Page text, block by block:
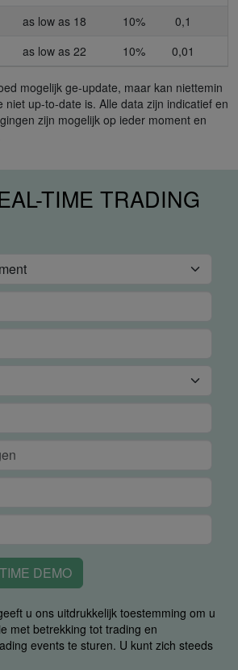
as low as 18 10%
0,1
as low as 22 10% 0,01
mogelijk ge-update, maar kan niettemin
niet up-to-date is. Alle data zijn indicatief en
zijn mogelijk op ieder moment en
TIME TRADING
DEMO
u ons uitdrukkelijk toestemming om u
met betrekking tot trading en
events te sturen. U kunt zich steeds